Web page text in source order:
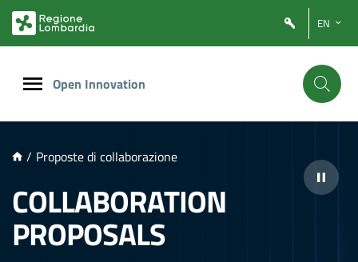
PRINCIPALE
EN
Open Innovation
/ Proposte di collaborazione
COLLABORATION
PROPOSALS